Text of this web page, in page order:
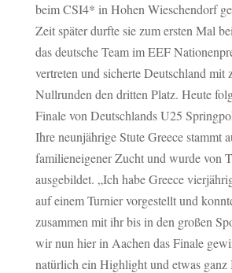
beim CSI4* in Hohen Wieschendorf
Zeit später durfte sie zum ersten Mal
das deutsche Team im EEF
vertreten und sicherte Deutschland mit
Nullrunden den dritten Platz. Heute
Finale von Deutschlands U25
Ihre neunjährige Stute Greece stammt
familieneigener Zucht und wurde von
ausgebildet. „Ich habe Greece
auf einem Turnier vorgestellt und
zusammen mit ihr bis in den großen
wir nun hier in Aachen das Finale
natürlich ein Highlight und etwas ganz